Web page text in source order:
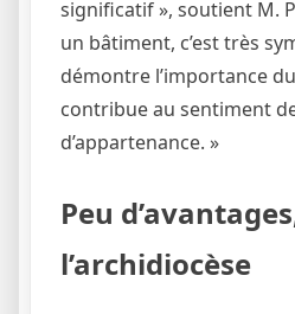
significatif », soutient M.
un bâtiment, c’est très
démontre l’importance
contribue au sentiment
d’appartenance. »
Peu
l’archidiocèse